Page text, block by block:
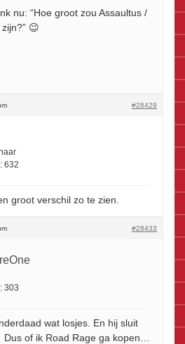
nu: “Hoe groot zou Assaultus /
😉
#28429
632
groot verschil zo te zien.
#28433
303
wat losjes. En hij sluit
of ik Road Rage ga kopen…